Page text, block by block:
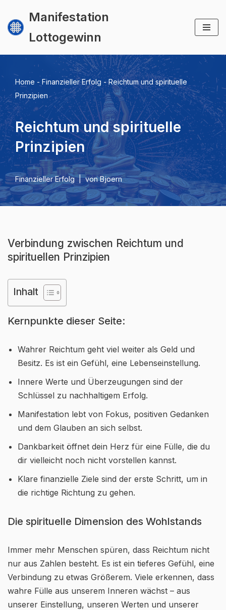
Zum
springen
Manifestation
Lottogewinn
Home - Finanzieller Erfolg-Reichtum und spirituelle
Prinzipien
Reichtum und spirituelle
Prinzipien
Finanzieller Erfolg vonBjoern
Verbindung zwischen Reichtum und
spirituellen Prinzipien
Inhalt
Kernpunkte dieser Seite:
Wahrer Reichtum geht viel weiter als Geld und
Besitz. Es ist ein Gefühl, eine Lebenseinstellung.
Innere Werte und Überzeugungen sind der
Schlüssel zu nachhaltigem Erfolg.
Manifestation lebt von Fokus, positiven Gedanken
und dem Glauben an sich selbst.
Dankbarkeit öffnet dein Herz für eine Fülle, die du
dir vielleicht noch nicht vorstellen kannst.
Klare finanzielle Ziele sind der erste Schritt, um in
die richtige Richtung zu gehen.
Die spirituelle Dimension des Wohlstands
Immer mehr Menschen spüren, dass Reichtum nicht
nur aus Zahlen besteht. Es ist ein tieferes Gefühl, eine
Verbindung zu etwas Größerem. Viele erkennen, dass
wahre Fülle aus unserem Inneren wächst – aus
unserer Einstellung, unseren Werten und unserer